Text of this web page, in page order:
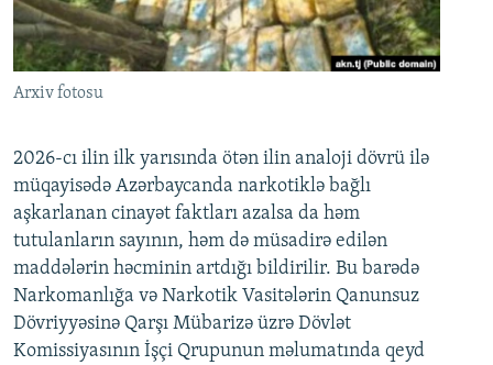
Arxiv fotosu
2026-cı ilin ilk yarısında ötən ilin analoji dövrü ilə
müqayisədə Azərbaycanda narkotiklə bağlı
aşkarlanan cinayət faktları azalsa da həm
tutulanların sayının, həm də müsadirə edilən
maddələrin həcminin artdığı bildirilir. Bu barədə
Narkomanlığa və Narkotik Vasitələrin Qanunsuz
Dövriyyəsinə Qarşı Mübarizə üzrə Dövlət
Komissiyasının İşçi Qrupunun məlumatında qeyd